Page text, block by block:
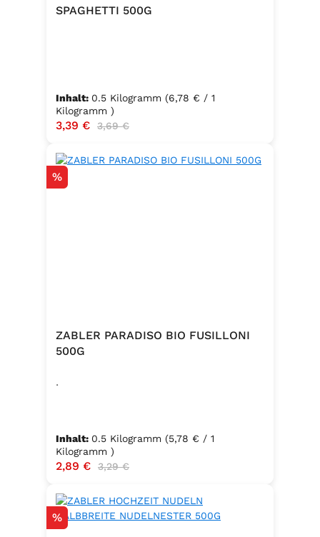
SPAGHETTI 500G
Inhalt: 0.5 Kilogramm (6,78 € / 1
Kilogramm )
Verkaufspreis:
3,39 € Regulärer Preis:
3,69 €
Rabatt
%
ZABLER PARADISO BIO FUSILLONI
500G
.
Inhalt: 0.5 Kilogramm (5,78 € / 1
Kilogramm )
Verkaufspreis:
2,89 € Regulärer Preis:
3,29 €
Rabatt
%